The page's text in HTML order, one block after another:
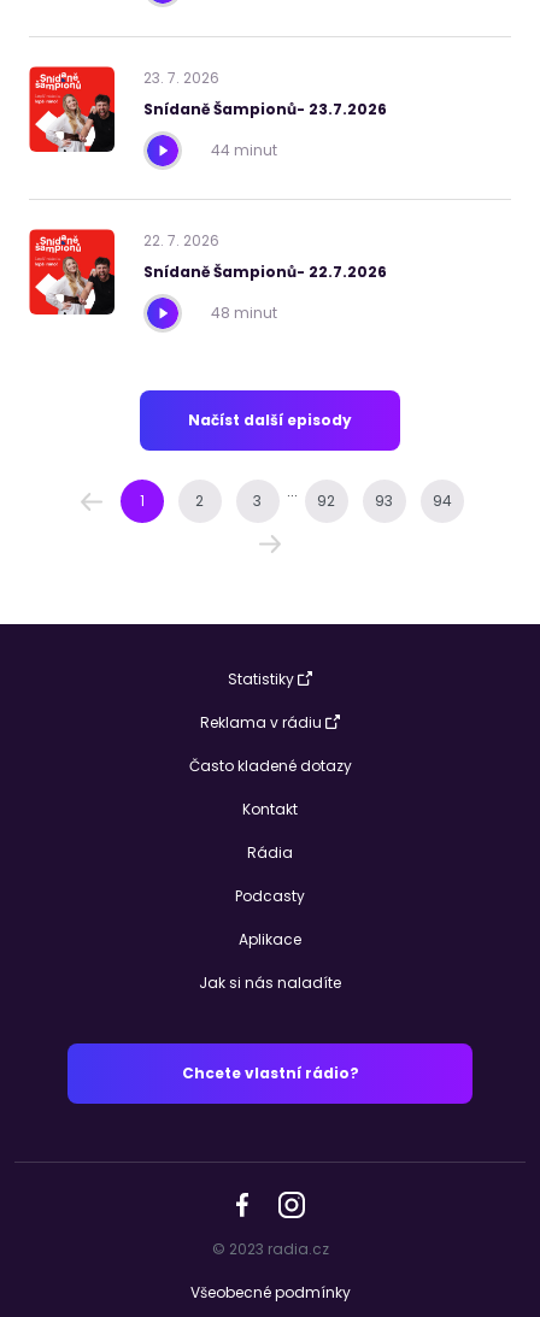
23. 7. 2026
Snídaně Šampionů- 23.7.2026
44 minut
22. 7. 2026
Snídaně Šampionů- 22.7.2026
48 minut
Načíst další episody
1 2 3 ... 92 93 94
Statistiky
Reklama v rádiu
Často kladené dotazy
Kontakt
Rádia
Podcasty
Aplikace
Jak si nás naladíte
Chcete vlastní rádio?
© 2023 radia.cz
Všeobecné podmínky